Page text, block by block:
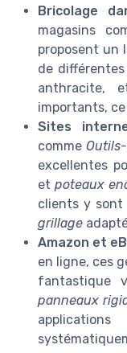
Bricolage
magasins
proposent un
de
anthracite,
importants,
Sites
comme
excellentes
etpoteaux
clients y
grillage
Amazon et
en ligne, ces
fantastique
panneaux